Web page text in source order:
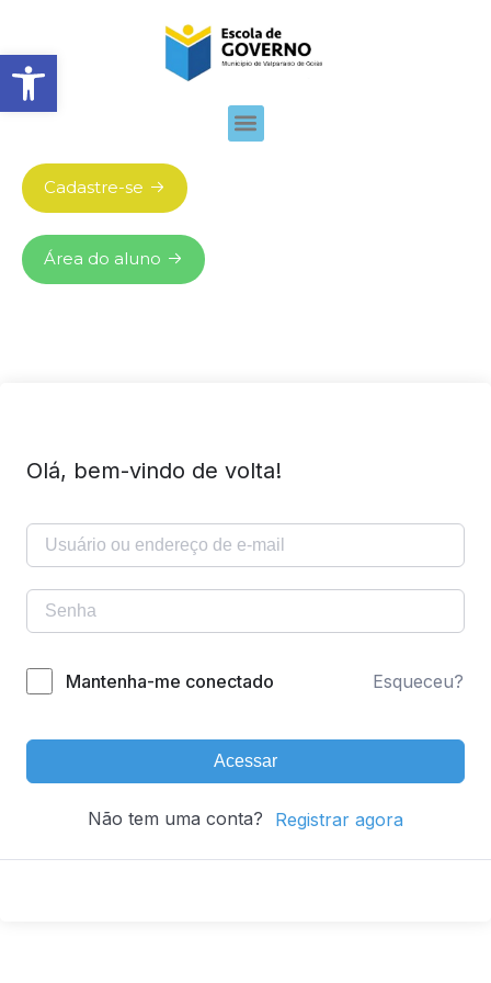
Abrir barra de ferramentas
Cadastre-se
Área do aluno
Olá, bem-vindo de volta!
Mantenha-me conectado Esqueceu?
Acessar
Não tem uma conta? Registrar agora